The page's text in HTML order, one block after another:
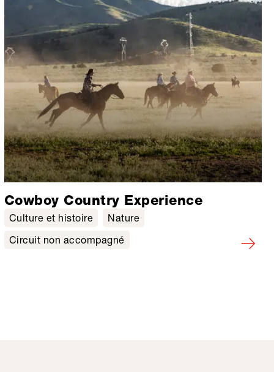
Cowboy Country Experience
Culture et histoire
Nature
Circuit non accompagné